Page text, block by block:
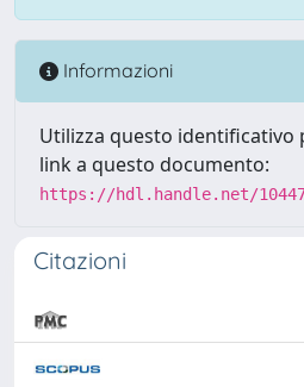
Informazioni
Utilizza questo identificativo
link a questo documento:
https://hdl.handle.net/
Citazioni